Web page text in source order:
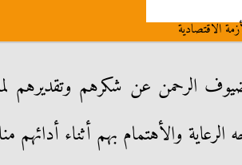
الاقتصادية
الرحمن عن شكرهم وتقديرهم
الرعاية والأهتمام بهم أثناء